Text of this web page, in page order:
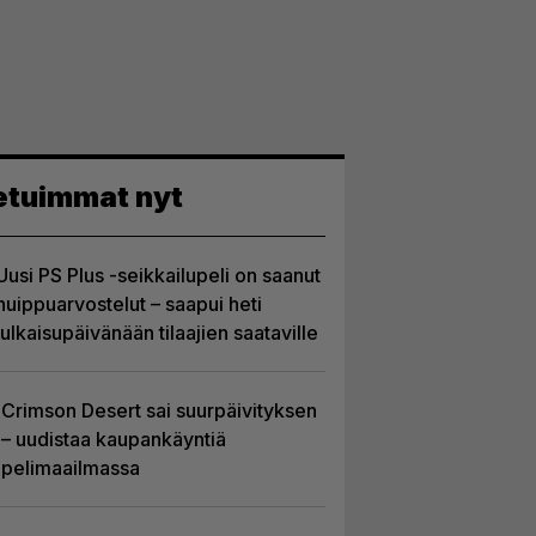
nyt
PS Plus -seikkailupeli on saanut
– saapui heti
tilaajien saataville
Crimson Desert sai suurpäivityksen
– uudistaa kaupankäyntiä
pelimaailmassa